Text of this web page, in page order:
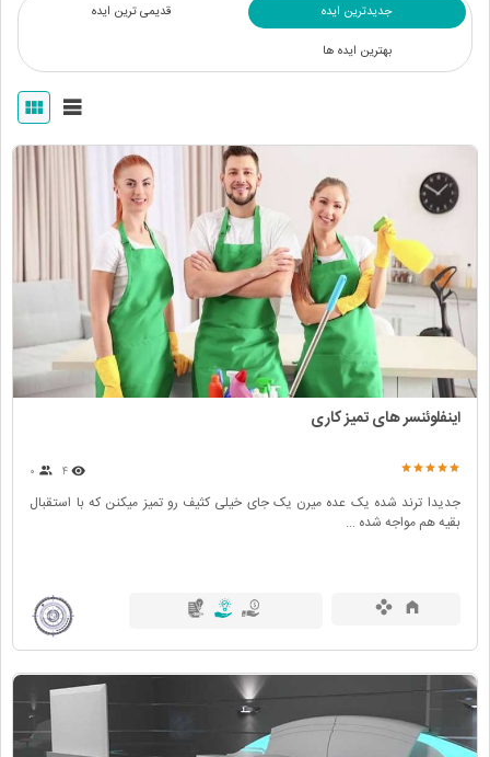
جدیدترین ایده
قدیمی ترین ایده
بهترین ایده ها
اینفلوئنسر های تمیز کاری
۴
جدیدا ترند شده یک عده میرن یک جای خیلی کثیف رو تمیز میکنن که با استقبال
بقیه هم مواجه شده ...